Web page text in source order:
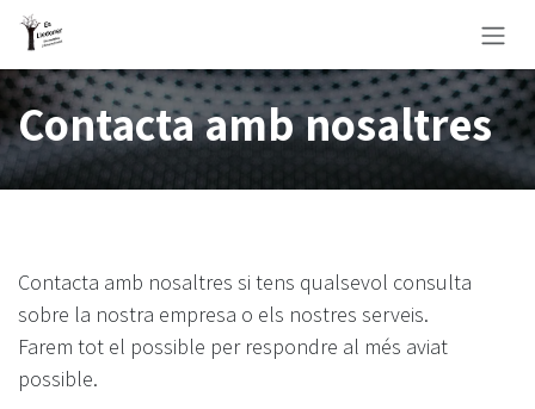
Skip to Content
Contacta amb nosaltres
Contacta amb nosaltres si tens qualsevol consulta
sobre la nostra empresa o els nostres serveis.
Farem tot el possible per respondre al més aviat
possible.